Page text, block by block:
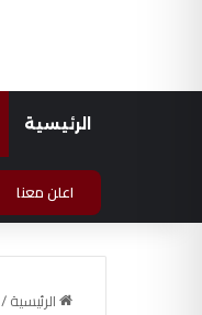
الرئيسية
اعلن معنا
الرئيسية/